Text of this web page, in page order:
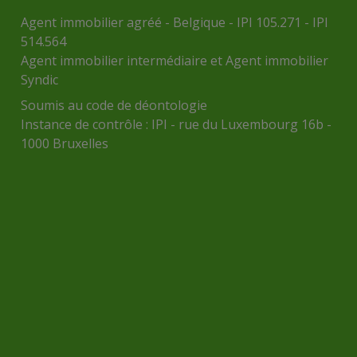
Agent immobilier agréé - Belgique - IPI 105.271 - IPI
514.564
Agent immobilier intermédiaire et Agent immobilier
Syndic
Soumis au code de déontologie
Instance de contrôle : IPI - rue du Luxembourg 16b -
1000 Bruxelles